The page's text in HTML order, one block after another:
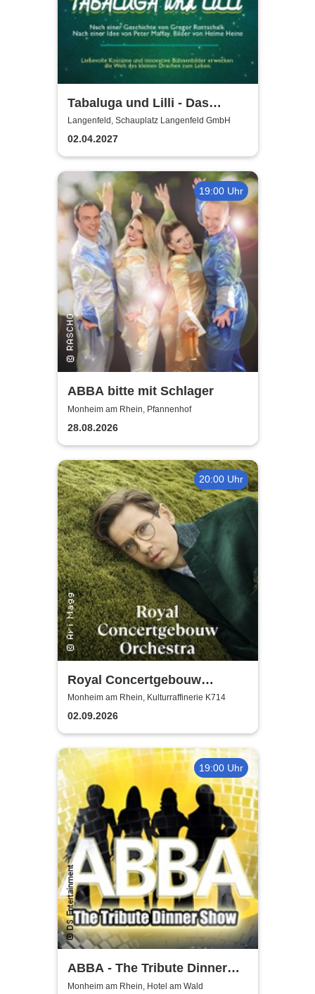
Tabaluga und Lilli - Das
drachenstarke Musical für die
ganze Familie
Langenfeld, Schauplatz Langenfeld GmbH
02.04.2027
19:00 Uhr
ABBA bitte mit Schlager
Monheim am Rhein, Pfannenhof
28.08.2026
20:00 Uhr
Royal Concertgebouw
Orchestra | Víkingur Ólafsson
Monheim am Rhein, Kulturraffinerie K714
02.09.2026
19:00 Uhr
ABBA - The Tribute Dinner
Show
Monheim am Rhein, Hotel am Wald